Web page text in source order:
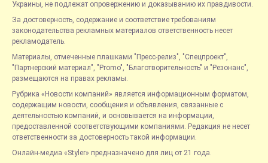
Украины, не подлежат опровержению и доказыванию их правдивости.
За достоверность, содержание и соответствие требованиям
законодательства рекламных материалов ответственность несет
рекламодатель.
Материалы, отмеченные плашками "Пресс-релиз", "Спецпроект",
"Партнерский материал", "Promo", "Благотворительность" и "Резонанс",
размещаются на правах рекламы.
Рубрика «Новости компаний» является информационным форматом,
содержащим новости, сообщения и объявления, связанные с
деятельностью компаний, и основывается на информации,
предоставленной соответствующими компаниями. Редакция не несет
ответственности за достоверность такой информации.
Онлайн-медиа «Styler» предназначено для лиц от 21 года.